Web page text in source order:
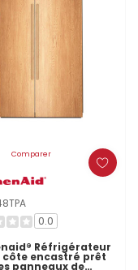
Comparer
0.0
Réfrigérateur
côte encastré prêt
panneaux de